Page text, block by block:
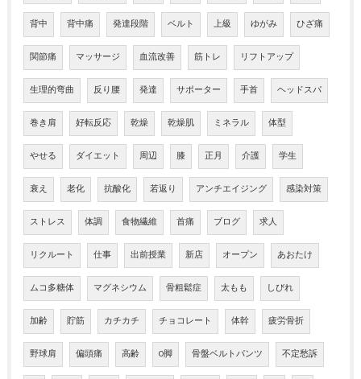
背中 背中痛 発達段階 ベルト 上級 ゆがみ ひざ痛
関節痛 マッサージ 血流改善 筋トレ リフトアップ
生理的弯曲 反り腰 発達 サポーター 手首 ヘッドスパ
巻き肩 好転反応 乾燥 乾燥肌 ミネラル 体型
やせる ダイエット 周辺 膝 正月 介護 学生
衰え 老化 抗酸化 若返り アンチエイジング 感染対策
ストレス 体調 食物繊維 首痛 ブログ 求人
リクルート 仕事 出前授業 新店 オープン あおたけ
ムコ多糖体 マグネシウム 骨粗鬆症 太もも しびれ
加齢 貯筋 カチカチ チョコレート 体幹 疲労骨折
野球肩 偏頭痛 高齢 O脚 骨盤ベルトパンツ 不定愁訴